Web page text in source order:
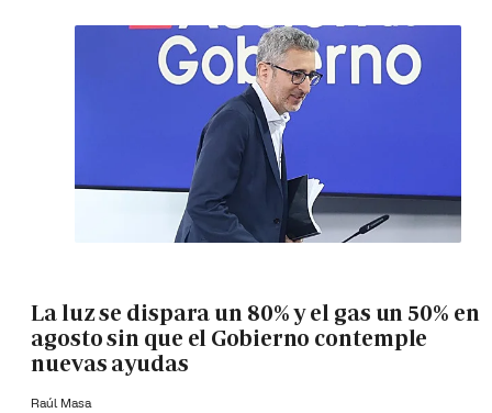
La luz se dispara un 80% y el gas un 50% en
agosto sin que el Gobierno contemple
nuevas ayudas
Raúl Masa